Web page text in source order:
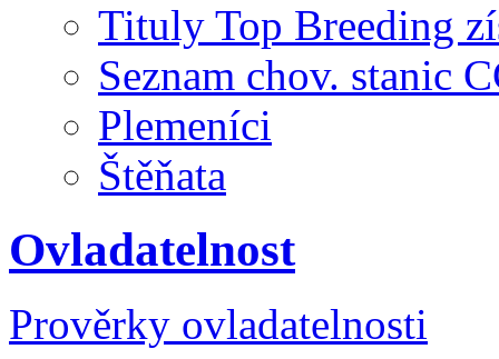
Tituly Top Breeding
Seznam chov. stanic
Plemeníci
Štěňata
Ovladatelnost
Prověrky ovladatelnosti